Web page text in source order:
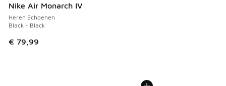
Nike Air Monarch IV
Heren Schoenen
Black - Black
€ 79,99